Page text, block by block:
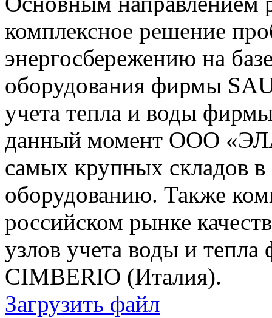
комплексное решение
энергосбережению на
оборудования фирмы
учета тепла и воды
данный момент ООО
самых крупных складов
оборудованию. Также
российском рынке
узлов учета воды и
CIMBERIO (Италия).
Загрузить файл